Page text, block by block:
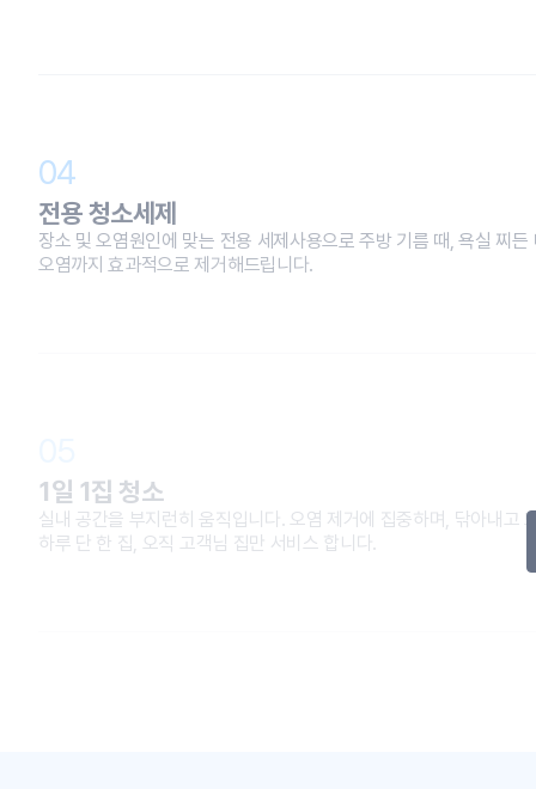
04
전용 청소세제
장소 및 오염원인에 맞는 전용 세제사용으로 주방 기름 때, 욕실 찌
오염까지 효과적으로 제거해드립니다.
1일 1집 청소
실내 공간을 부지런히 움직입니다. 오염 제거에 집중하며, 닦아내고
하루 단 한 집, 오직 고객님 집만 서비스 합니다.